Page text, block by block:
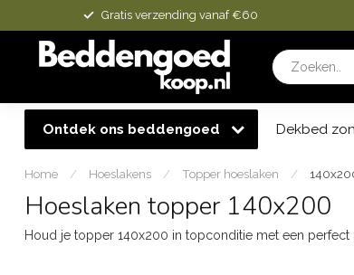
Gratis verzending vanaf €60
Ontdek ons beddengoed Dekbed
Home / Hoeslakens / Topper hoeslaken /
Hoeslaken topper 140x200
Houd je topper 140x200 in topconditie met een